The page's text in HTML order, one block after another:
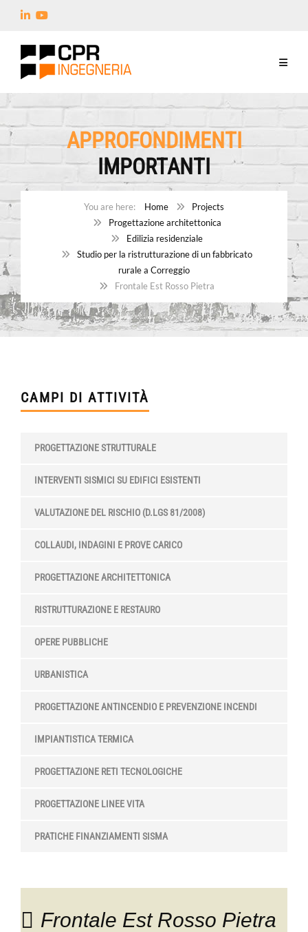
APPROFONDIMENTI
IMPORTANTI
Home
Projects
Progettazione architettonica
Edilizia residenziale
Studio per la ristrutturazione di un fabbricato
rurale a Correggio
Frontale Est Rosso Pietra
CAMPI DI ATTIVITÀ
PROGETTAZIONE STRUTTURALE
INTERVENTI SISMICI SU EDIFICI ESISTENTI
VALUTAZIONE DEL RISCHIO (D.LGS 81/2008)
COLLAUDI, INDAGINI E PROVE CARICO
PROGETTAZIONE ARCHITETTONICA
RISTRUTTURAZIONE E RESTAURO
OPERE PUBBLICHE
URBANISTICA
PROGETTAZIONE ANTINCENDIO E PREVENZIONE INCENDI
IMPIANTISTICA TERMICA
PROGETTAZIONE RETI TECNOLOGICHE
PROGETTAZIONE LINEE VITA
PRATICHE FINANZIAMENTI SISMA
Frontale Est Rosso Pietra